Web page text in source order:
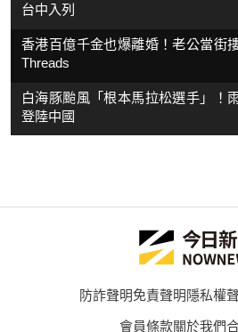
台中入列
香港百億千金也爆離婚！老公當街
Threads
白海豚颱風「根本馬拉松選手」
登陸中國
防詐聲明免責聲明隱私權
會員條款關於我們